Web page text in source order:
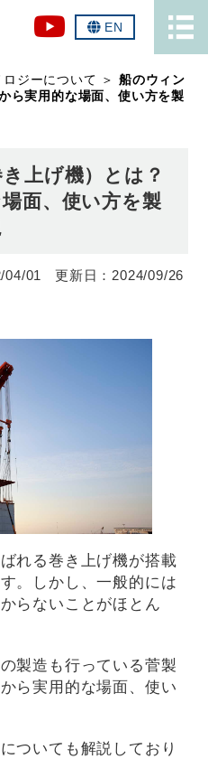
EN
ロジーについて ＞船のウィン
ら実用的な場面、使い方を製
上げ機）とは？
面、使い方を製
04/01 2024/09/26
れる巻き上げ機が搭載
。しかし、一般的には
らないことがほとん
製造も行っている菅製
ら実用的な場面、使い
ついても解説しており